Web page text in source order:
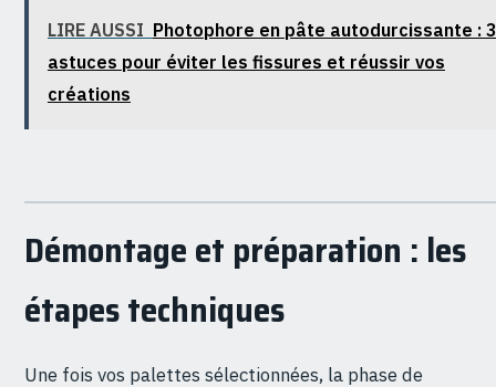
LIRE AUSSI Photophore en pâte autodurcissante : 3
astuces pour éviter les fissures et réussir vos
créations
Démontage et préparation : les
étapes techniques
Une fois vos palettes sélectionnées, la phase de